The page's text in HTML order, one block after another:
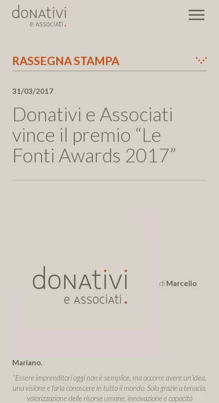
RASSEGNA STAMPA
Newsletter
31/03/2017
Donativi e Associati
vince il premio “Le
Fonti Awards 2017”
di Marcello
Mariano.
“Essere imprenditori oggi non è semplice, ma occorre avere un’idea,
una visione e farla conoscere in tutto il mondo. Solo grazie a tenacia,
valorizzazione delle risorse umane, innovazione e capacità